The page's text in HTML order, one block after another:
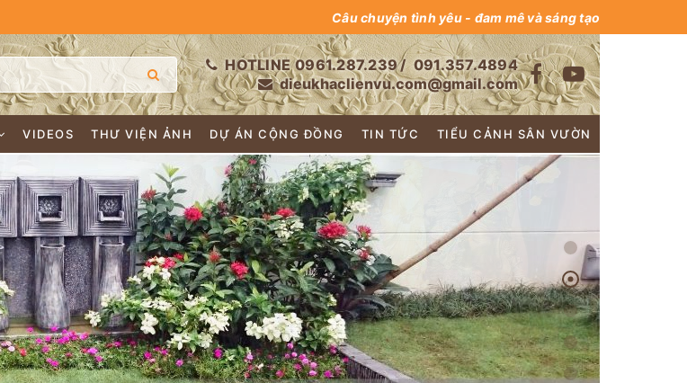
Câu chuyện tình yêu - đam mê và sáng tạo
HOTLINE 0961.287.239/ 091.357.4894
dieukhaclienvu.com@gmail.com
VIDEOS THƯ VIỆN ẢNH DỰ ÁN CỘNG ĐỒNG TIN TỨC TIỂU CẢNH SÂN VƯỜN